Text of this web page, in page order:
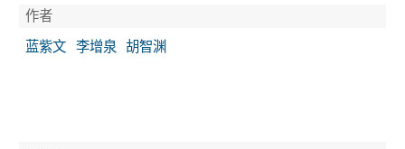
作者
蓝紫文
李增泉 胡智渊